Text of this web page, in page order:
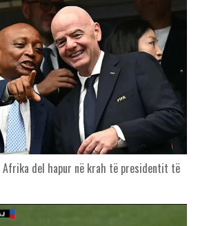
Afrika del hapur në krah të presidentit të